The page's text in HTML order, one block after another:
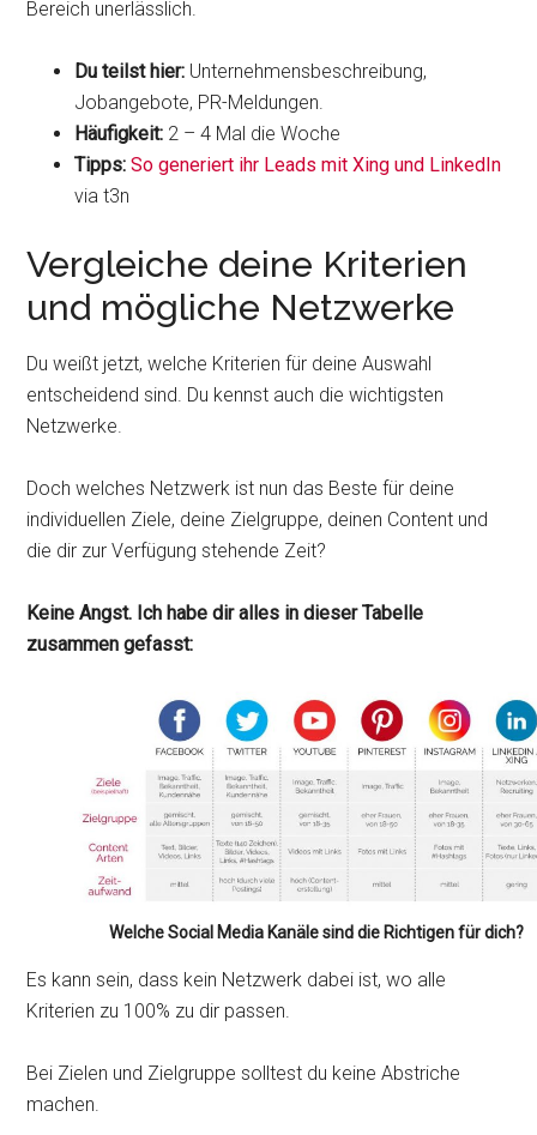
Bereich unerlässlich.
Du teilst hier: Unternehmensbeschreibung,
Jobangebote, PR-Meldungen.
Häufigkeit: 2 – 4 Mal die Woche
Tipps: So generiert ihr Leads mit Xing und LinkedIn
via t3n
Vergleiche deine Kriterien
und mögliche Netzwerke
Du weißt jetzt, welche Kriterien für deine Auswahl
entscheidend sind. Du kennst auch die wichtigsten
Netzwerke.
Doch welches Netzwerk ist nun das Beste für deine
individuellen Ziele, deine Zielgruppe, deinen Content und
die dir zur Verfügung stehende Zeit?
Keine Angst. Ich habe dir alles in dieser Tabelle
zusammen gefasst:
Welche Social Media Kanäle sind die Richtigen für dich?
Es kann sein, dass kein Netzwerk dabei ist, wo alle
Kriterien zu 100% zu dir passen.
Bei Zielen und Zielgruppe solltest du keine Abstriche
machen.